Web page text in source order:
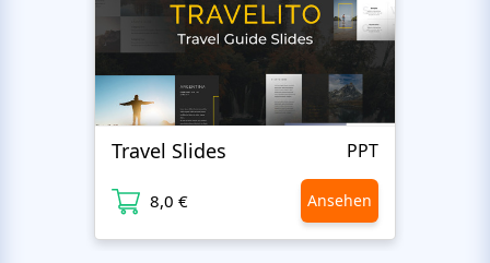
Travel Slides PPT
8,0 € Ansehen